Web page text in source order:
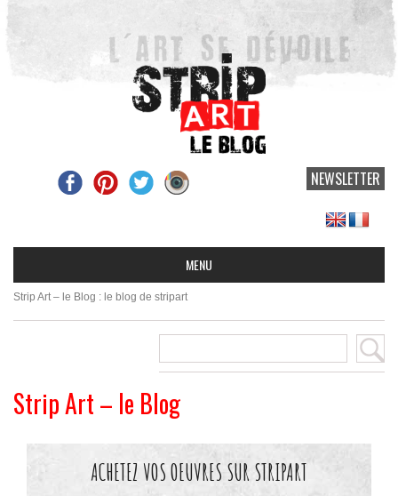
NEWSLETTER
Strip Art – le Blog : le blog de stripart
Strip Art – le Blog
ACHETEZ VOS OEUVRES SUR STRIPART